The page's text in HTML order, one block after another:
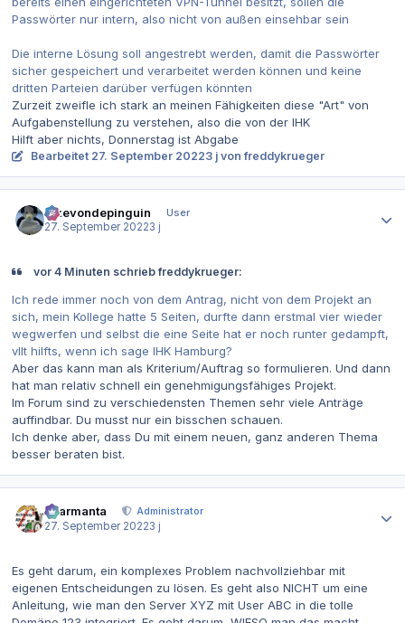
Passwörter nur intern, also nicht von außen einsehbar sein
Die interne Lösung soll angestrebt werden, damit die Passwörter
sicher gespeichert und verarbeitet werden können und keine
dritten Parteien darüber verfügen könnten
Zurzeit zweifle ich stark an meinen Fähigkeiten diese "Art" von
Aufgabenstellung zu verstehen, also die von der IHK
Hilft aber nichts, Donnerstag ist Abgabe
Bearbeitet 27. September 20223 j von freddykrueger
ickevondepinguin
User
27. September 20223 j
vor 4 Minuten schrieb freddykrueger:
Ich rede immer noch von dem Antrag, nicht von dem Projekt an
sich, mein Kollege hatte 5 Seiten, durfte dann erstmal vier wieder
wegwerfen und selbst die eine Seite hat er noch runter gedampft,
vllt hilfts, wenn ich sage IHK Hamburg?
Aber das kann man als Kriterium/Auftrag so formulieren. Und dann
hat man relativ schnell ein genehmigungsfähiges Projekt.
Im Forum sind zu verschiedensten Themen sehr viele Anträge
auffindbar. Du musst nur ein bisschen schauen.
Ich denke aber, dass Du mit einem neuen, ganz anderen Thema
besser beraten bist.
charmanta
Administrator
27. September 20223 j
Es geht darum, ein komplexes Problem nachvollziehbar mit
eigenen Entscheidungen zu lösen. Es geht also NICHT um eine
Anleitung, wie man den Server XYZ mit User ABC in die tolle